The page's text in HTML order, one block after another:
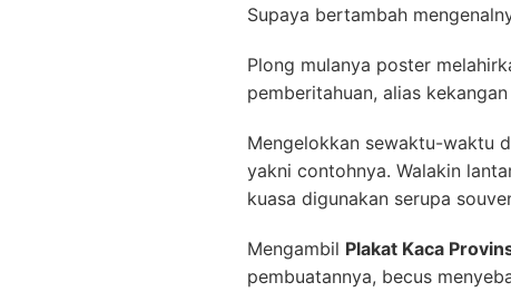
Supaya bertambah
Plong mulanya poster
pemberitahuan, alias
Mengelokkan sewaktu-waktu
yakni contohnya. Walakin
kuasa digunakan serupa
Mengambil Plakat Kaca
pembuatannya, becus